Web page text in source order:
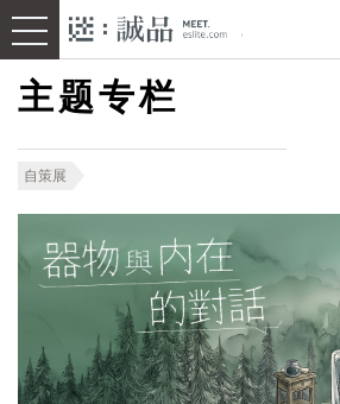
主题专栏
自策展